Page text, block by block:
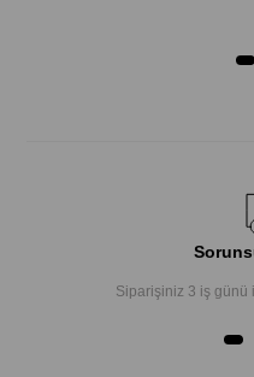
Siparişiniz 3 iş günü